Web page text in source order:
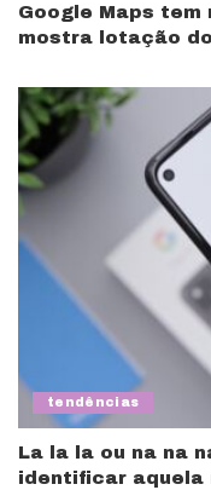
Google Maps tem
mostra lotação
tendências
La la la ou na na
identificar aquela